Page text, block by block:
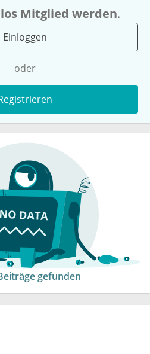
Mitglied werden.
Einloggen
oder
gefunden